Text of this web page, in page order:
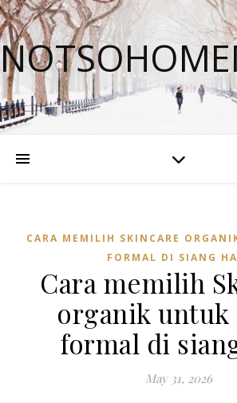
CARA MEMILIH SKINCARE
FORMAL DI SIANG
Cara memilih
organik untuk
formal di
May 31, 2026